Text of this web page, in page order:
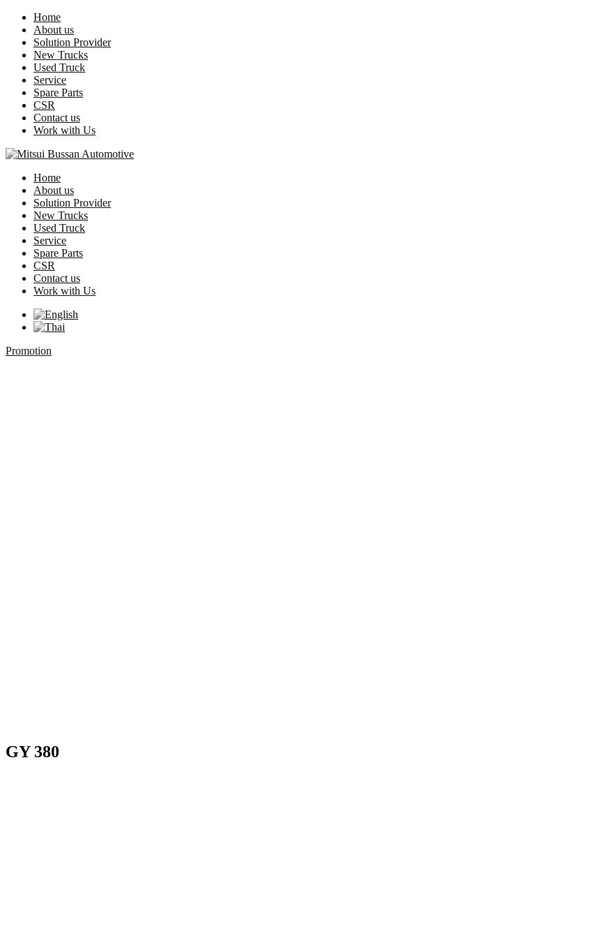
Home
About us
Solution Provider
New Trucks
Used Truck
Service
Spare Parts
CSR
Contact us
Work with Us
Home
About us
Solution Provider
New Trucks
Used Truck
Service
Spare Parts
CSR
Contact us
Work with Us
Promotion
GY 380